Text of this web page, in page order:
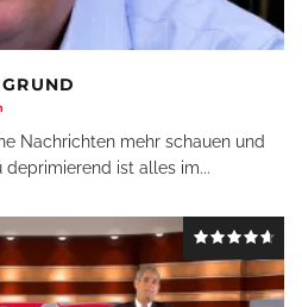
Nachrichten mehr schauen und
deprimierend ist alles im...